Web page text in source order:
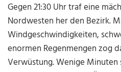
Gegen 21:30 Uhr traf eine
Nordwesten her den Bezirk.
Windgeschwindigkeiten,
enormen Regenmengen zog
Verwüstung. Wenige